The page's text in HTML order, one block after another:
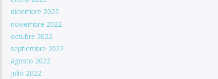
diciembre 2022
noviembre 2022
octubre 2022
septiembre 2022
agosto 2022
julio 2022